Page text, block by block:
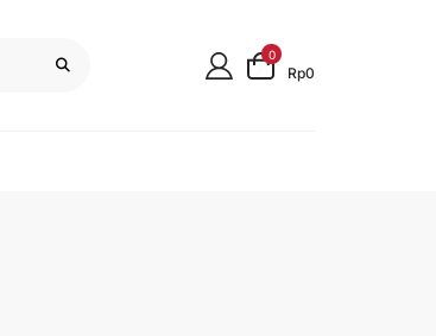
0
Rp0